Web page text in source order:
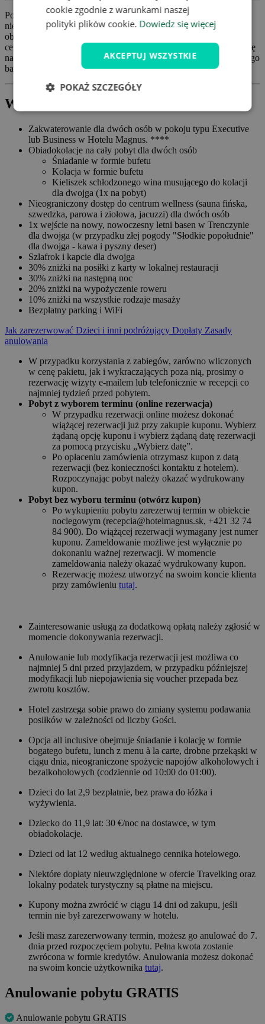
Pobyt w Trenčín dla dwóch osób z obiadokolacją i
nieograniczonym wellness w 4* hotelu. Oprócz wspaniałych
obiadokolacji, ciesz się słodkim popołudniem (kawa i deser),
centrum fitness i 50% zniżki na masaż. Możesz również wybrać się
na kręgle. Dodatkowo otrzymasz dostęp do nowego, nowoczesnego
basenu i mnóstwo świetnych zniżek.
W cenie oferty
Zakwaterowanie dla dwóch osób w pokoju typu Executive
lub Business w Hotelu Magnus. ****
Obiadokolacje na cały pobyt dla dwóch osób
Śniadanie w formie bufetu
Kolacja w formie bufetu
Kieliszek schłodzonego wina musującego do kolacji
dla dwojga (1x na pobyt)
Nieograniczony dostęp do centrum wellness (sauna fińska,
szwedzka, parowa i ziołowa, jacuzzi) dla dwóch osób
1x wejście na nowy, nowoczesny letni basen w Trenczynie
dla dwojga (w przypadku złej pogody "Słodkie popołudnie"
dla dwojga - kawa i pyszny deser)
Szlafrok i kapcie dla dwojga
30% zniżki na posiłki z karty w lokalnej restauracji
30% zniżki na następną noc
20% zniżki na wypożyczenie roweru
10% zniżki na wszystkie rodzaje masaży
Bezpłatny parking i WiFi
Jak zarezerwować Dzieci i inni podróżujący Dopłaty Zasady
anulowania
W przypadku korzystania z zabiegów, zarówno wliczonych
w cenę pakietu, jak i wykraczających poza nią, prosimy o
rezerwację wizyty e-mailem lub telefonicznie w recepcji co
najmniej tydzień przed pobytem.
Pobyt z wyborem terminu (online rezerwacja)
W przypadku rezerwacji online możesz dokonać
wiążącej rezerwacji już przy zakupie kuponu. Wybierz
żądaną opcję kuponu i wybierz żądaną datę rezerwacji
za pomocą przycisku „Wybierz datę”.
Po opłaceniu zamówienia otrzymasz kupon z datą
rezerwacji (bez konieczności kontaktu z hotelem).
Rozpoczynając pobyt należy okazać wydrukowany
kupon.
Pobyt bez wyboru terminu (otwórz kupon)
Po wykupieniu pobytu zarezerwuj termin w obiekcie
noclegowym (recepcia@hotelmagnus.sk, +421 32 74
84 900). Do wiążącej rezerwacji wymagany jest numer
kuponu. Zameldowanie możliwe jest wyłącznie po
dokonaniu ważnej rezerwacji. W momencie
zameldowania należy okazać wydrukowany kupon.
Rezerwację możesz utworzyć na swoim koncie klienta
przy zamówieniu tutaj.
Zainteresowanie usługą za dodatkową opłatą należy zgłosić w
momencie dokonywania rezerwacji.
Anulowanie lub modyfikacja rezerwacji jest możliwa co
najmniej 5 dni przed przyjazdem, w przypadku późniejszej
modyfikacji lub niepojawienia się voucher przepada bez
zwrotu kosztów.
Hotel zastrzega sobie prawo do zmiany systemu podawania
posiłków w zależności od liczby Gości.
Opcja all inclusive obejmuje śniadanie i kolację w formie
bogatego bufetu, lunch z menu à la carte, drobne przekąski w
ciągu dnia, nieograniczone spożycie napojów alkoholowych i
bezalkoholowych (codziennie od 10:00 do 01:00).
Dzieci do lat 2,9 bezpłatnie, bez prawa do łóżka i
wyżywienia.
Dziecko do 11,9 lat: 30 €/noc na dostawce, w tym
obiadokolacje.
Dzieci od lat 12 według aktualnego cennika hotelowego.
Niektóre dopłaty nieuwzględnione w ofercie Travelking oraz
lokalny podatek turystyczny są płatne na miejscu.
Kupony można zwrócić w ciągu 14 dni od zakupu, jeśli
termin nie był zarezerwowany w hotelu.
Jeśli masz zarezerwowany termin, możesz go anulować do 7.
dnia przed rozpoczęciem pobytu. Pełna kwota zostanie
zwrócona w formie kredytów. Anulowania możesz dokonać
na swoim koncie użytkownika tutaj.
Anulowanie pobytu GRATIS
Anulowanie pobytu GRATIS
cookie zgodnie z warunkami naszej
polityki plików cookie. Dowiedz się więcej
AKCEPTUJ WSZYSTKIE
POKAŻ SZCZEGÓŁY